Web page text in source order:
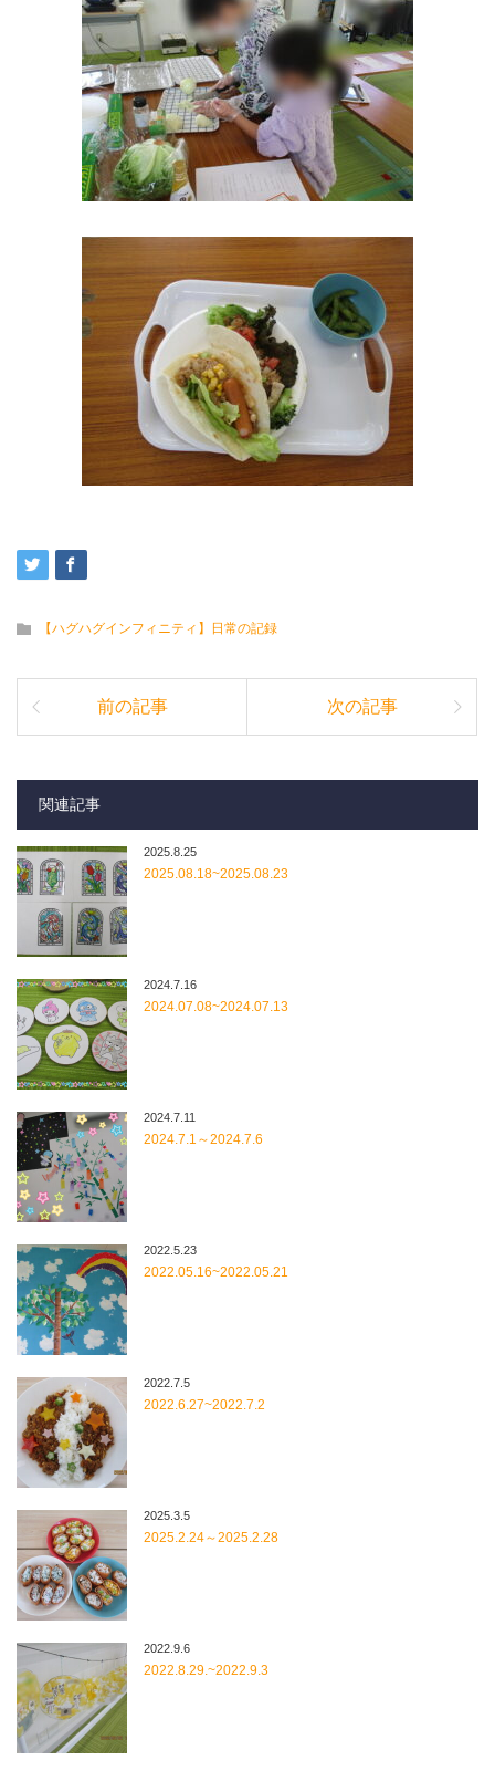
【ハグハグインフィニティ】日常の記録
前の記事 次の記事
関連記事
2025.8.25
2025.08.18~2025.08.23
2024.7.16
2024.07.08~2024.07.13
2024.7.11
2024.7.1～2024.7.6
2022.5.23
2022.05.16~2022.05.21
2022.7.5
2022.6.27~2022.7.2
2025.3.5
2025.2.24～2025.2.28
2022.9.6
2022.8.29.~2022.9.3